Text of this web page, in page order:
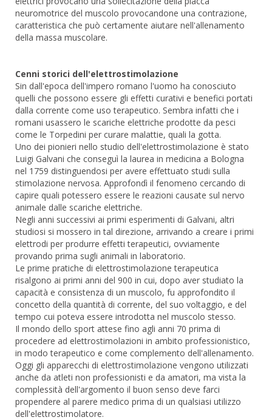
neuromotrice del muscolo provocandone una contrazione,
caratteristica che può certamente aiutare nell'allenamento
della massa muscolare.
Cenni storici dell'elettrostimolazione
Sin dall'epoca dell'impero romano l'uomo ha conosciuto
quelli che possono essere gli effetti curativi e benefici portati
dalla corrente come uso terapeutico. Sembra infatti che i
romani usassero le scariche elettriche prodotte da pesci
come le Torpedini per curare malattie, quali la gotta.
Uno dei pionieri nello studio dell'elettrostimolazione è stato
Luigi Galvani che conseguì la laurea in medicina a Bologna
nel 1759 distinguendosi per avere effettuato studi sulla
stimolazione nervosa. Approfondì il fenomeno cercando di
capire quali potessero essere le reazioni causate sul nervo
animale dalle scariche elettriche.
Negli anni successivi ai primi esperimenti di Galvani, altri
studiosi si mossero in tal direzione, arrivando a creare i primi
elettrodi per produrre effetti terapeutici, ovviamente
provando prima sugli animali in laboratorio.
Le prime pratiche di elettrostimolazione terapeutica
risalgono ai primi anni del 900 in cui, dopo aver studiato la
capacità e consistenza di un muscolo, fu approfondito il
concetto della quantità di corrente, del suo voltaggio, e del
tempo cui poteva essere introdotta nel muscolo stesso.
Il mondo dello sport attese fino agli anni 70 prima di
procedere ad elettrostimolazioni in ambito professionistico,
in modo terapeutico e come complemento dell'allenamento.
Oggi gli apparecchi di elettrostimolazione vengono utilizzati
anche da atleti non professionisti e da amatori, ma vista la
complessità dell'argomento il buon senso deve farci
propendere al parere medico prima di un qualsiasi utilizzo
dell'elettrostimolatore.